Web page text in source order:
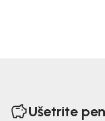
Ušetrite